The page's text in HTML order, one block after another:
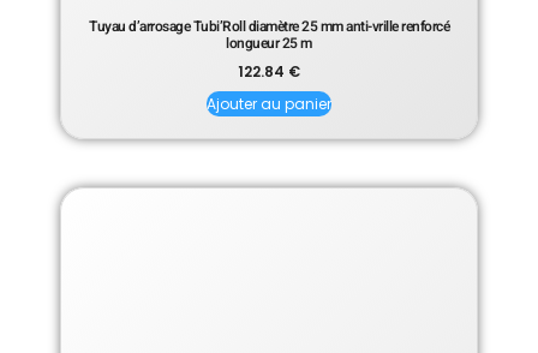
Tuyau d’arrosage Tubi’Roll diamètre 25 mm anti-vrille renforcé
longueur 25 m
122.84 €
Ajouter au panier